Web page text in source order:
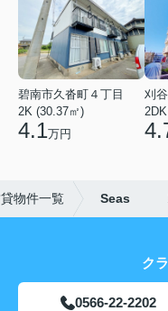
碧南市久沓町４丁目
2K (30.37㎡)
4.1万円
刈
物件一覧 Seas 刈
ク
0566-22-2202